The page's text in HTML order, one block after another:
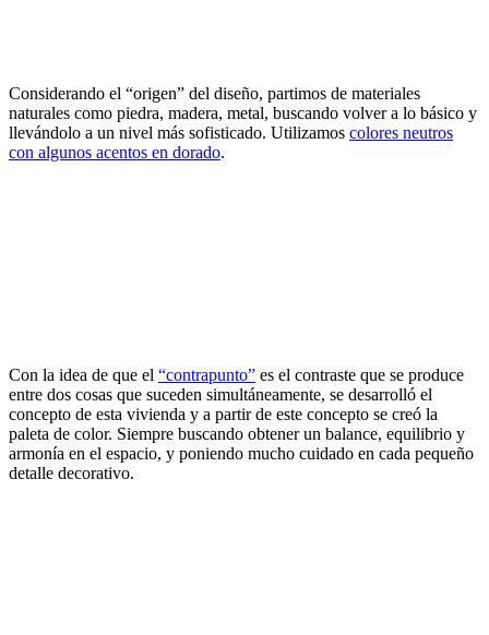
Considerando el “origen” del diseño, partimos de materiales
naturales como piedra, madera, metal, buscando volver a lo básico y
llevándolo a un nivel más sofisticado. Utilizamos colores neutros
con algunos acentos en dorado.
Con la idea de que el “contrapunto” es el contraste que se produce
entre dos cosas que suceden simultáneamente, se desarrolló el
concepto de esta vivienda y a partir de este concepto se creó la
paleta de color. Siempre buscando obtener un balance, equilibrio y
armonía en el espacio, y poniendo mucho cuidado en cada pequeño
detalle decorativo.